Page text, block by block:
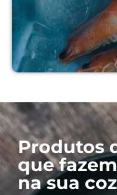
método.
mantém
Produtos
que
na sua